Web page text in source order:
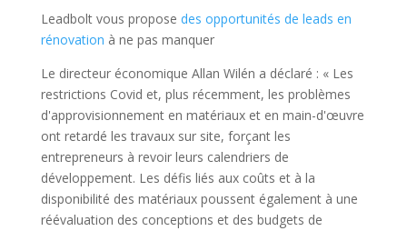
Leadbolt vous propose des opportunités de leads en
rénovation à ne pas manquer
Le directeur économique Allan Wilén a déclaré : « Les
restrictions Covid et, plus récemment, les problèmes
d'approvisionnement en matériaux et en main-d'œuvre
ont retardé les travaux sur site, forçant les
entrepreneurs à revoir leurs calendriers de
développement. Les défis liés aux coûts et à la
disponibilité des matériaux poussent également à une
réévaluation des conceptions et des budgets de